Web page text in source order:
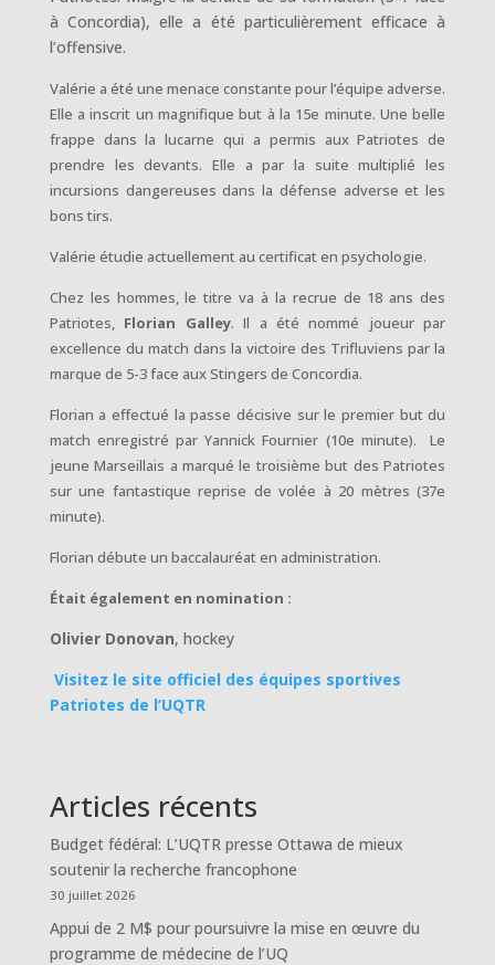
à Concordia), elle a été particulièrement efficace à
l’offensive.
Valérie a été une menace constante pour l’équipe adverse.
Elle a inscrit un magnifique but à la 15e minute. Une belle
frappe dans la lucarne qui a permis aux Patriotes de
prendre les devants. Elle a par la suite multiplié les
incursions dangereuses dans la défense adverse et les
bons tirs.
Valérie étudie actuellement au certificat en psychologie.
Chez les hommes, le titre va à la recrue de 18 ans des
Patriotes, Florian Galley. Il a été nommé joueur par
excellence du match dans la victoire des Trifluviens par la
marque de 5-3 face aux Stingers de Concordia.
Florian a effectué la passe décisive sur le premier but du
match enregistré par Yannick Fournier (10e minute). Le
jeune Marseillais a marqué le troisième but des Patriotes
sur une fantastique reprise de volée à 20 mètres (37e
minute).
Florian débute un baccalauréat en administration.
Était également en nomination :
Olivier Donovan, hockey
Visitez le site officiel des équipes sportives
Patriotes de l’UQTR
Articles récents
Budget fédéral: L’UQTR presse Ottawa de mieux
soutenir la recherche francophone
30 juillet 2026
Appui de 2 M$ pour poursuivre la mise en œuvre du
programme de médecine de l’UQ